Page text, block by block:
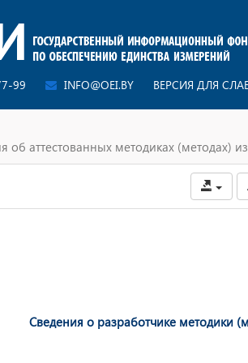
99 INFO@OEI.BY ВЕРСИЯ ДЛЯ
об аттестованных методиках (методах)
Сведения о разработчике методики